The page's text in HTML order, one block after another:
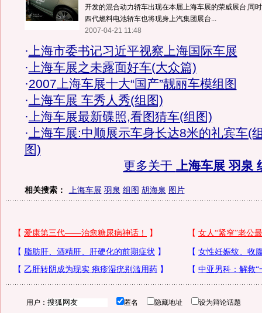
开发的混合动力轿车出现在本届上海车展的荣威展台,同
四代燃料电池轿车也将现身上汽集团展台...
2007-04-21 11:48
·上海市委书记习近平视察上海国际车展
·上海车展之未露面好车(大众篇)
·2007上海车展十大“国产”靓丽车模组图
·上海车展 车秀人秀(组图)
·上海车展最新碟照,看图猜车(组图)
·上海车展:中顺展示车身长达8米的礼宾车(
图)
更多关于 上海车展 羽泉
相关搜索： 上海车展 羽泉 组图 胡海泉 图片
用户： 匿名 隐藏地址 设为辩论话题